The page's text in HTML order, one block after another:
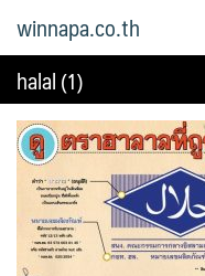
winnapa.co.th
halal (1)